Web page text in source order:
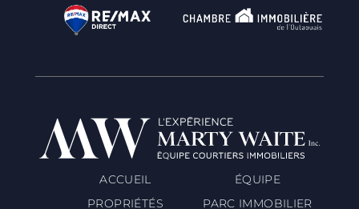
ACCUEIL
ÉQUIPE
PROPRIÉTÉS
PARC IMMOBILIER